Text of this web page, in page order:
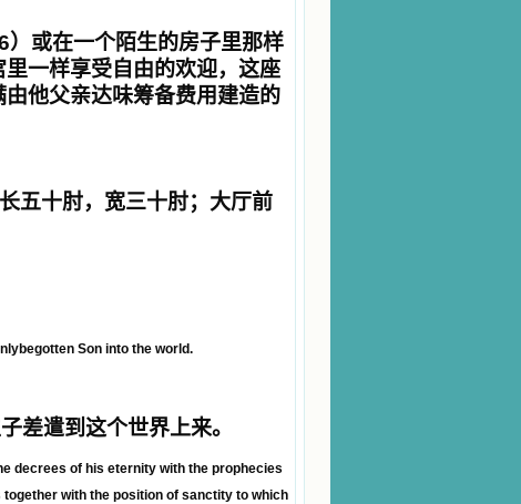
）或在一个陌生的房子里那样
一样享受自由的欢迎，这座
他父亲达味筹备费用建造的
五十肘，宽三十肘；大厅前
Son into the world.
差遣到这个世界上来。
decrees of his eternity with the prophecies
with the position of sanctity to which